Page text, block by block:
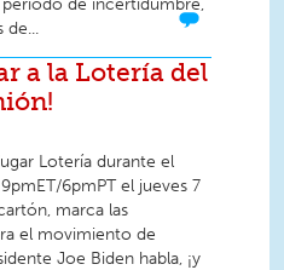
de...
a la Lotería del
Lotería durante el
6pmPT el jueves 7
marca las
el movimiento de
Joe Biden habla, ¡y